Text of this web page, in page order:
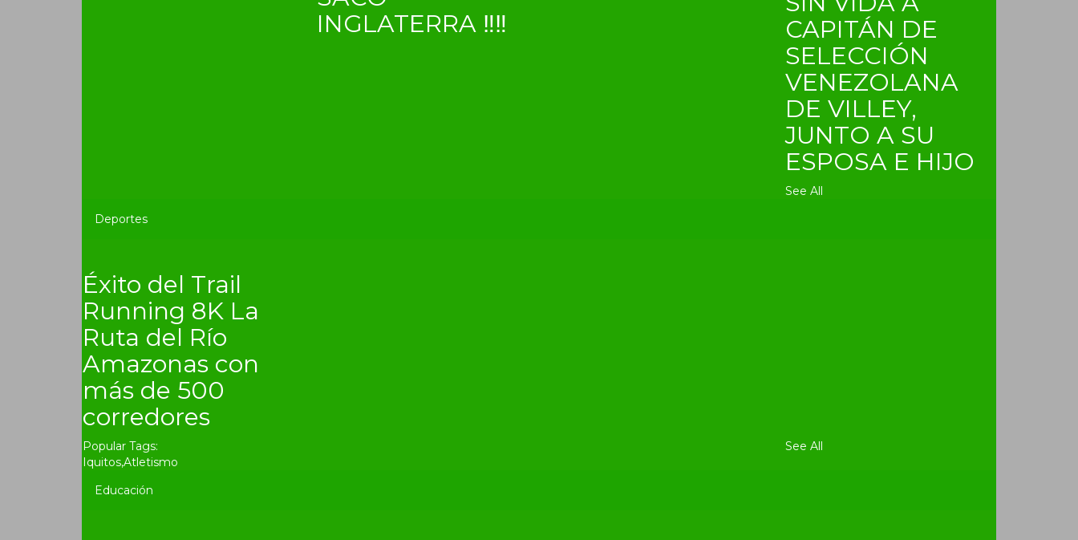
INGLATERRA ‼‼
CAPITÁN DE
SELECCIÓN
VENEZOLANA
DE VILLEY,
JUNTO A SU
ESPOSA E HIJO
See All
Deportes
Éxito del Trail
Running 8K La
Ruta del Río
Amazonas con
más de 500
corredores
Popular Tags:
Iquitos,Atletismo
See All
Educación